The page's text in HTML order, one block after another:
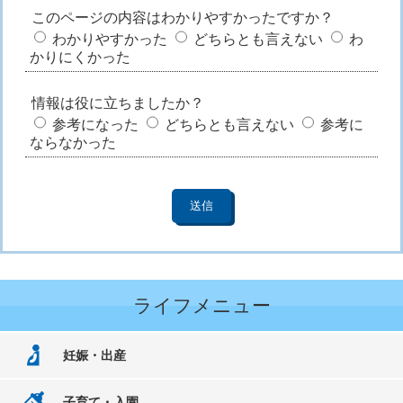
このページの内容はわかりやすかったですか？
わかりやすかった
どちらとも言えない
わ
かりにくかった
情報は役に立ちましたか？
参考になった
どちらとも言えない
参考に
ならなかった
ライフメニュー
妊娠・出産